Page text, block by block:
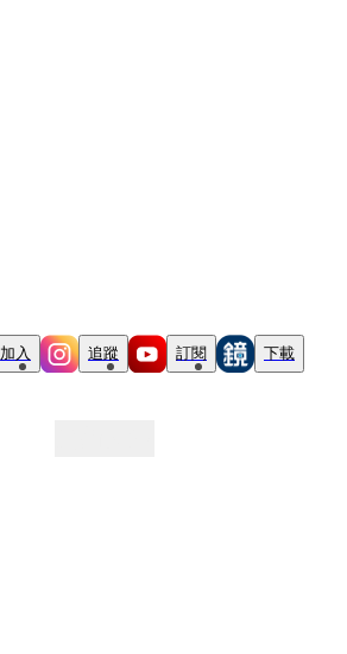
加入 追蹤 訂閱 下載